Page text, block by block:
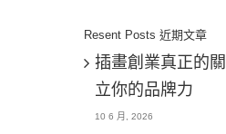
Resent Posts 近期文章
插畫創業真正的
立你的品牌力
10 6 月, 2026